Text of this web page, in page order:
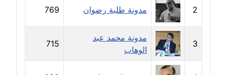
مدونة جيهان عوض
عاملة
مدونة حاتم سلامة
عاملة
2 مدونة طلبة رضوان 769
3
مدونة محمد عبد
الوهاب
715